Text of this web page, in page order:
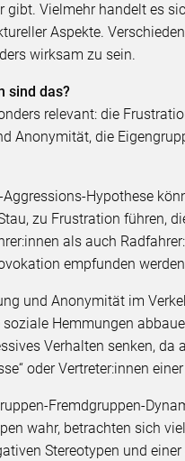
gibt. Vielmehr handelt es
Aspekte.
wirksam zu sein.
sind das?
relevant: die
Anonymität, die
Hypothese
zu Frustration führen,
als auch
empfunden
und Anonymität im
soziale Hemmungen
Verhalten senken,
oder Vertreter:innen
Fremdgruppen-
wahr, betrachten sich
Stereotypen und